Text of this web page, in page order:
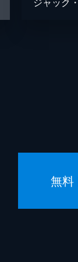
無料